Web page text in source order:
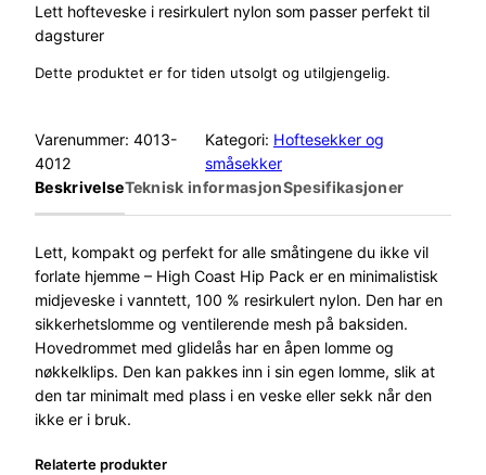
Lett hofteveske i resirkulert nylon som passer perfekt til
dagsturer
Dette produktet er for tiden utsolgt og utilgjengelig.
Varenummer: 4013-
4012
Kategori: Hoftesekker og
småsekker
BeskrivelseTeknisk informasjonSpesifikasjoner
Lett, kompakt og perfekt for alle småtingene du ikke vil
forlate hjemme – High Coast Hip Pack er en minimalistisk
midjeveske i vanntett, 100 % resirkulert nylon. Den har en
sikkerhetslomme og ventilerende mesh på baksiden.
Hovedrommet med glidelås har en åpen lomme og
nøkkelklips. Den kan pakkes inn i sin egen lomme, slik at
den tar minimalt med plass i en veske eller sekk når den
ikke er i bruk.
Relaterte produkter